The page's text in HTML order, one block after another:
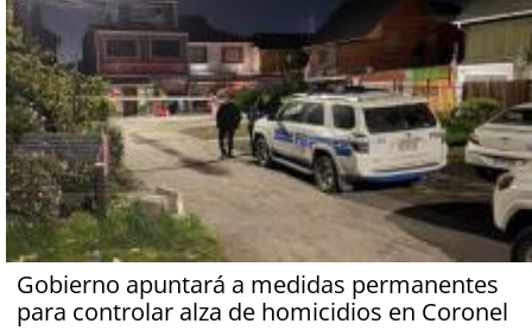
Gobierno apuntará a medidas permanentes
para controlar alza de homicidios en Coronel